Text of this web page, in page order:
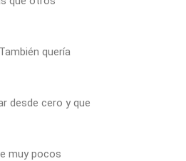
quería
desde cero y que
muy pocos